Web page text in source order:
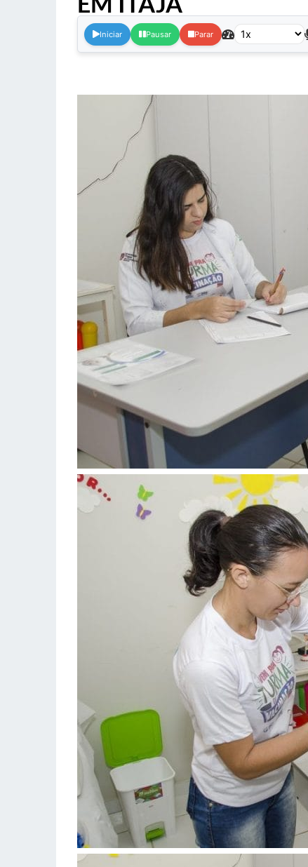
Iniciar Pausar Parar